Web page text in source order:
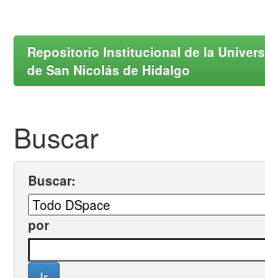
Repositorio Institucional de la
de San Nicolás de Hidalgo
Buscar
Buscar:
por